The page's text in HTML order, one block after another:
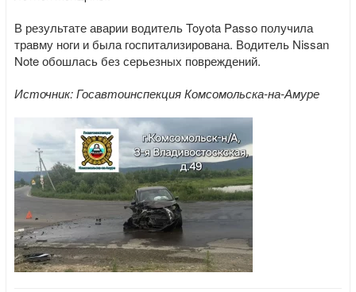
В результате аварии водитель Toyota Passo получила
травму ноги и была госпитализирована. Водитель Nissan
Note обошлась без серьезных повреждений.
Источник: Госавтоинспекция Комсомольска-на-Амуре